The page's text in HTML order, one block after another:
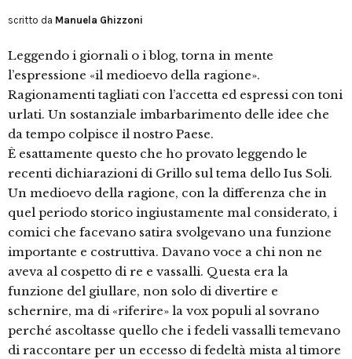
scritto da Manuela Ghizzoni
Leggendo i giornali o i blog, torna in mente
l’espressione «il medioevo della ragione».
Ragionamenti tagliati con l’accetta ed espressi con toni
urlati. Un sostanziale imbarbarimento delle idee che
da tempo colpisce il nostro Paese.
È esattamente questo che ho provato leggendo le
recenti dichiarazioni di Grillo sul tema dello Ius Soli.
Un medioevo della ragione, con la differenza che in
quel periodo storico ingiustamente mal considerato, i
comici che facevano satira svolgevano una funzione
importante e costruttiva. Davano voce a chi non ne
aveva al cospetto di re e vassalli. Questa era la
funzione del giullare, non solo di divertire e
schernire, ma di «riferire» la vox populi al sovrano
perché ascoltasse quello che i fedeli vassalli temevano
di raccontare per un eccesso di fedeltà mista al timore